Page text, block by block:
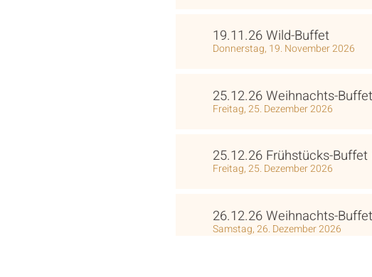
19.11.26 Wild-Buffet
Donnerstag, 19. November 2026
25.12.26 Weihnachts-Buffet
Freitag, 25. Dezember 2026
25.12.26 Frühstücks-
Freitag, 25. Dezember 2026
26.12.26 Weihnachts-Buffet
Samstag, 26. Dezember 2026